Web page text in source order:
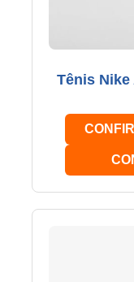
Tênis